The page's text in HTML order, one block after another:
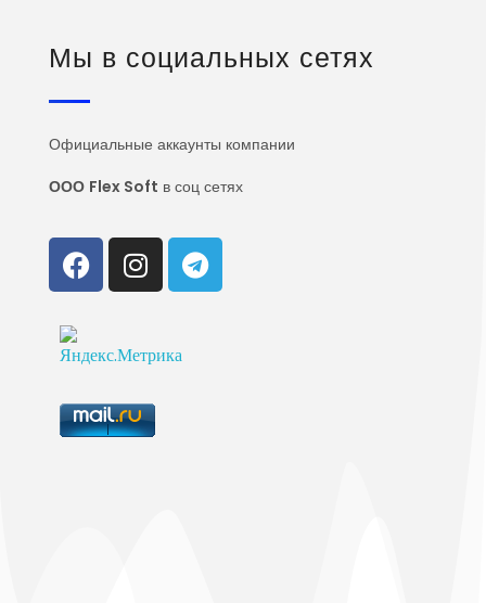
Мы в социальных сетях
Официальные аккаунты компании
ООО Flex Soft в соц сетях